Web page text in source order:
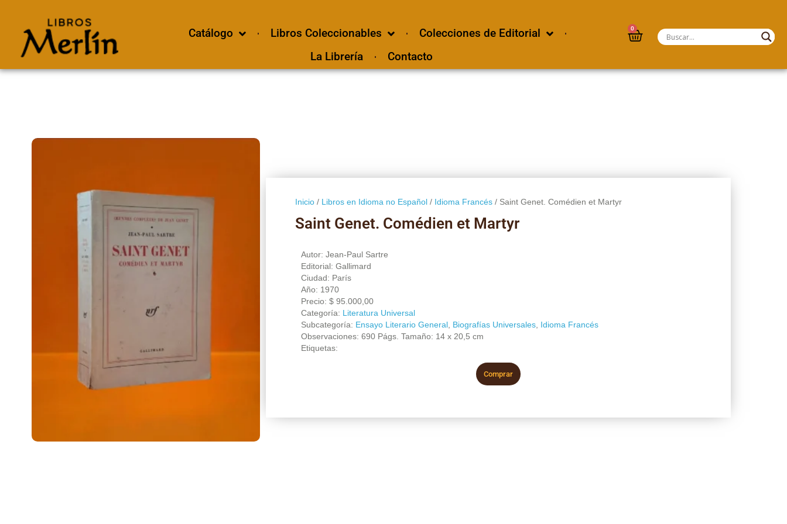
Catálogo Libros Coleccionables
Colecciones de Editorial
La Librería
Contacto
0
Inicio/ Libros en Idioma no Español/ Idioma Francés/ Saint Genet. Comédien et Martyr
Saint Genet. Comédien et Martyr
Autor: Jean-Paul Sartre
Editorial: Gallimard
Ciudad: París
Año: 1970
Precio: $95.000,00
Categoría: Literatura Universal
Subcategoría: Ensayo Literario General, Biografías Universales, Idioma Francés
Observaciones: 690 Págs. Tamaño: 14 x 20,5 cm
Etiquetas:
Comprar